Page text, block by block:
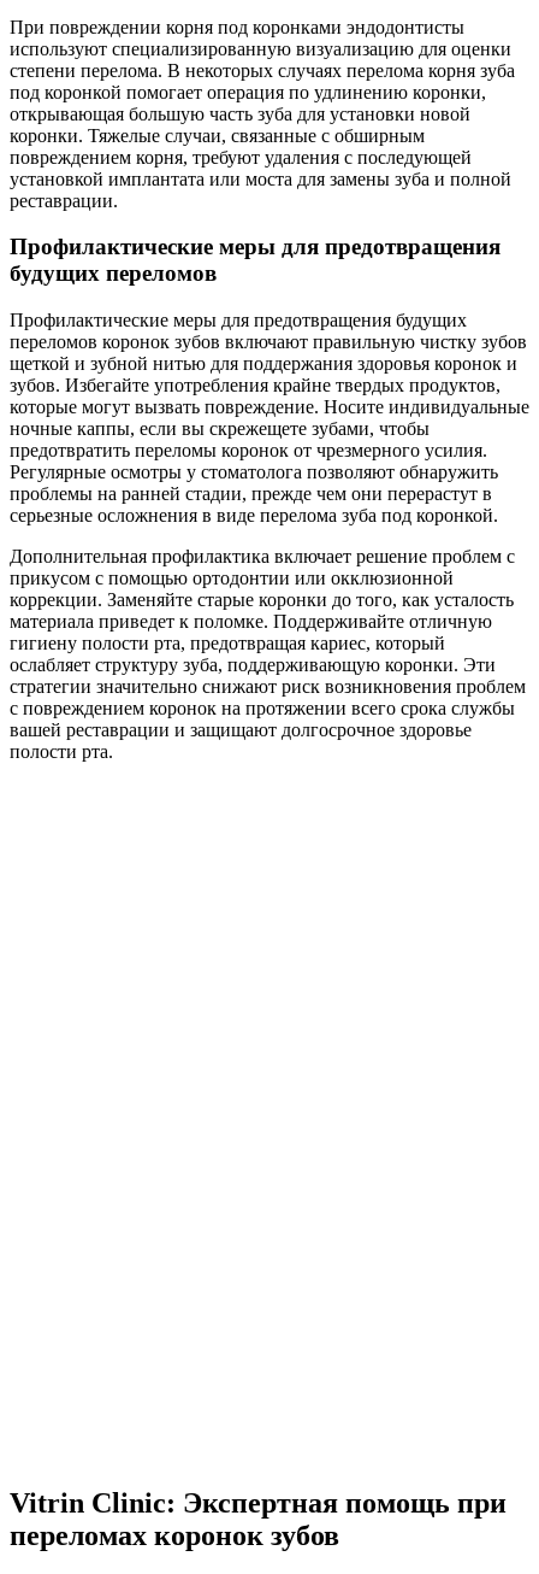
При повреждении корня под коронками эндодонтисты
используют специализированную визуализацию для оценки
степени перелома. В некоторых случаях перелома корня зуба
под коронкой помогает операция по удлинению коронки,
открывающая большую часть зуба для установки новой
коронки. Тяжелые случаи, связанные с обширным
повреждением корня, требуют удаления с последующей
установкой имплантата или моста для замены зуба и полной
реставрации.
Профилактические меры для предотвращения
будущих переломов
Профилактические меры для предотвращения будущих
переломов коронок зубов включают правильную чистку зубов
щеткой и зубной нитью для поддержания здоровья коронок и
зубов. Избегайте употребления крайне твердых продуктов,
которые могут вызвать повреждение. Носите индивидуальные
ночные каппы, если вы скрежещете зубами, чтобы
предотвратить переломы коронок от чрезмерного усилия.
Регулярные осмотры у стоматолога позволяют обнаружить
проблемы на ранней стадии, прежде чем они перерастут в
серьезные осложнения в виде перелома зуба под коронкой.
Дополнительная профилактика включает решение проблем с
прикусом с помощью ортодонтии или окклюзионной
коррекции. Заменяйте старые коронки до того, как усталость
материала приведет к поломке. Поддерживайте отличную
гигиену полости рта, предотвращая кариес, который
ослабляет структуру зуба, поддерживающую коронки. Эти
стратегии значительно снижают риск возникновения проблем
с повреждением коронок на протяжении всего срока службы
вашей реставрации и защищают долгосрочное здоровье
полости рта.
Vitrin Clinic: Экспертная помощь при
переломах коронок зубов